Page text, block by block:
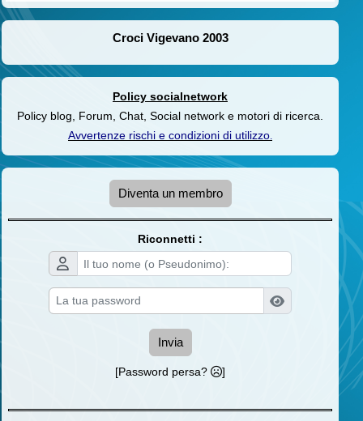
Croci Vigevano 2003
Policy socialnetwork
Policy blog, Forum, Chat, Social network e motori di ricerca.
Avvertenze rischi e condizioni di utilizzo.
Diventa un membro
Riconnetti :
Invia
[Password persa? ]